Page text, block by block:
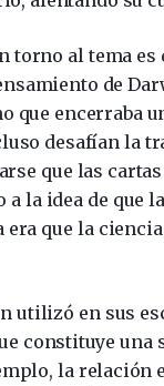
torno al tema es
de
que encerraba
desafían la
que las
a la idea de que
que la
utilizó en sus
constituye una
la relación